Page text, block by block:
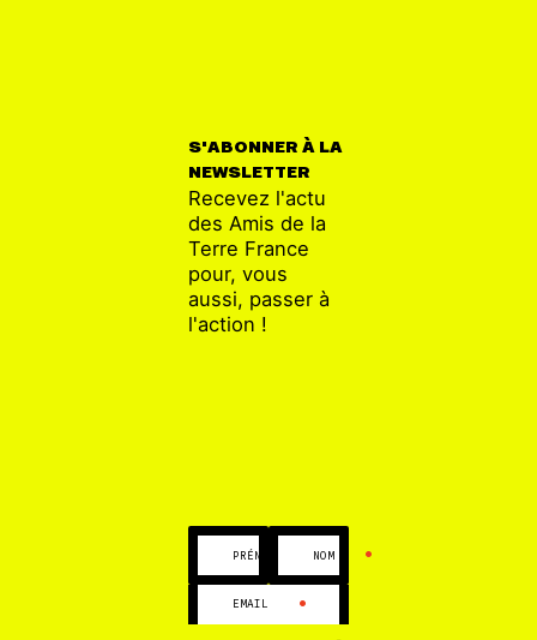
S'ABONNER À LA
NEWSLETTER
Recevez l'actu
des Amis de la
Terre France
pour, vous
aussi, passer à
l'action !
PRÉNOM •NOM •
EMAIL •